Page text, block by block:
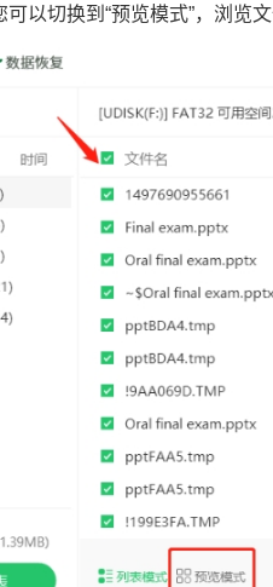
以切换到“预览模式”，浏览